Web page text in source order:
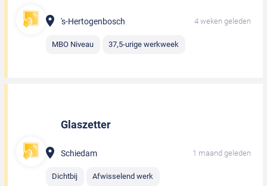
's-Hertogenbosch 4 weken geleden
MBO Niveau 37,5-urige werkweek
Glaszetter
Schiedam 1 maand geleden
Dichtbij Afwisselend werk